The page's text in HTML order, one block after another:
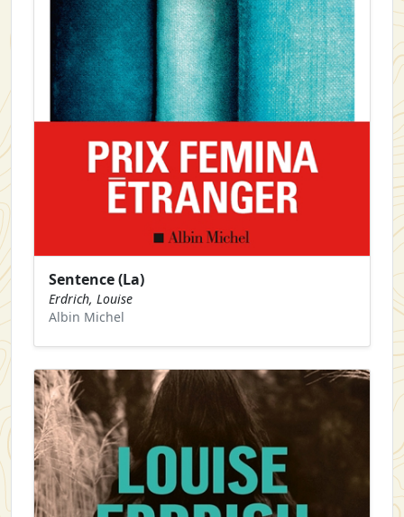
Sentence (La)
Erdrich, Louise
Albin Michel